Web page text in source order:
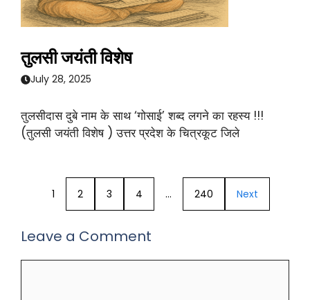
तुलसी जयंती विशेष
July 28, 2025
तुलसीदास दुबे नाम के साथ ‘गोसाई’ शब्द लगने का रहस्य !!!
(तुलसी जयंती विशेष ) उत्तर प्रदेश के चित्रकूट जिले
1 2 3 4 … 240 Next
Leave a Comment